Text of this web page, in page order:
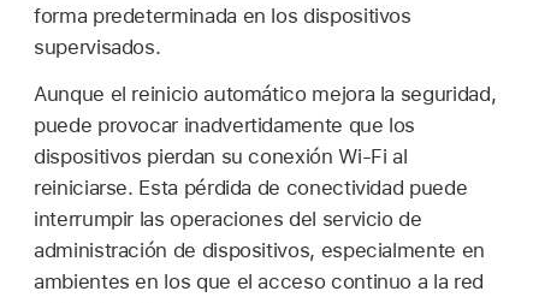
forma predeterminada en los dispositivos
supervisados.
Aunque el reinicio automático mejora la seguridad,
puede provocar inadvertidamente que los
dispositivos pierdan su conexiónWi-Fi al
reiniciarse. Esta pérdida de conectividad puede
interrumpir las operaciones del servicio de
administración de dispositivos, especialmente en
ambientes en los que el acceso continuo a la red